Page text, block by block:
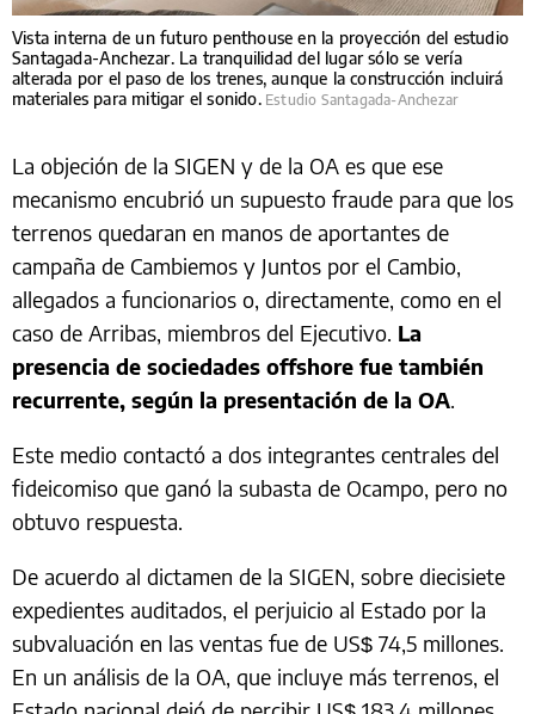
Vista interna de un futuro penthouse en la proyección del estudio
Santagada-Anchezar. La tranquilidad del lugar sólo se vería
alterada por el paso de los trenes, aunque la construcción incluirá
materiales para mitigar el sonido.Estudio Santagada-Anchezar
La objeción de la SIGEN y de la OA es que ese
mecanismo encubrió un supuesto fraude para que los
terrenos quedaran en manos de aportantes de
campaña de Cambiemos y Juntos por el Cambio,
allegados a funcionarios o, directamente, como en el
caso de Arribas, miembros del Ejecutivo. La
presencia de sociedades offshore fue también
recurrente, según la presentación de la OA.
Este medio contactó a dos integrantes centrales del
fideicomiso que ganó la subasta de Ocampo, pero no
obtuvo respuesta.
De acuerdo al dictamen de la SIGEN, sobre diecisiete
expedientes auditados, el perjuicio al Estado por la
subvaluación en las ventas fue de US$ 74,5 millones.
En un análisis de la OA, que incluye más terrenos, el